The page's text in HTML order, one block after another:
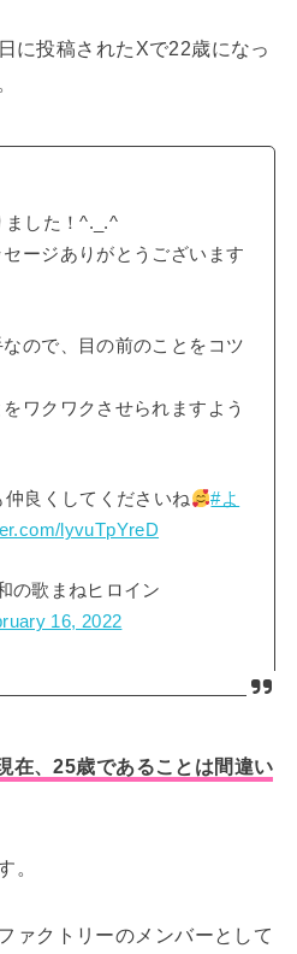
に投稿されたXで22歳になっ
ました！^._.^
ージありがとうございます
ので、目の前のことをコツ
ワクワクさせられますよう
良くしてくださいね
#よ
lyvuTpYreD
の歌まねヒロイン
16, 2022
在、25歳であることは間違い
。
ァクトリーのメンバーとして